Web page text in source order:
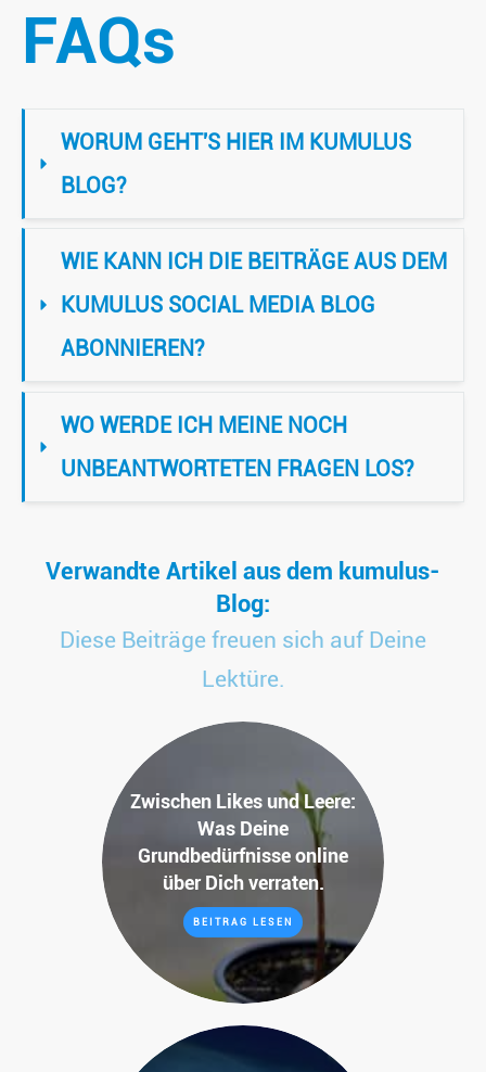
FAQs
WORUM GEHT'S HIER IM KUMULUS
BLOG?
WIE KANN ICH DIE BEITRÄGE AUS DEM
KUMULUS SOCIAL MEDIA BLOG
ABONNIEREN?
WO WERDE ICH MEINE NOCH
UNBEANTWORTETEN FRAGEN LOS?
Verwandte Artikel aus dem kumulus-
Blog:
Diese Beiträge freuen sich auf Deine
Lektüre.
Zwischen Likes und Leere:
Was Deine
Grundbedürfnisse online
über Dich verraten.
BEITRAG LESEN